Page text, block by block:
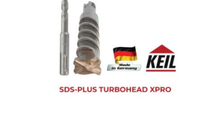
บไม่เจาะนำปลายสว่าน
เสริมสำหรับหลังคา
คมีสำหรับงานเจาะเสียบเหล็ก / พุกเคมี
คมีสำหรับงานเจาะเสียบเหล็ก / อุปกรณ์เสริม
รับงานก่อสร้าง/ พุกเหล็ก /พุกเบ่ง